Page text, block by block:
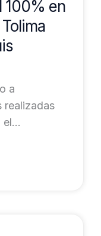
100% en
a
realizadas
el